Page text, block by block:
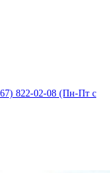
822-02-08 (Пн-Пт с